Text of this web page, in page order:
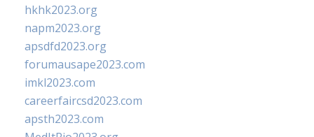
hkhk2023.org
napm2023.org
apsdfd2023.org
forumausape2023.com
imkl2023.com
careerfaircsd2023.com
apsth2023.com